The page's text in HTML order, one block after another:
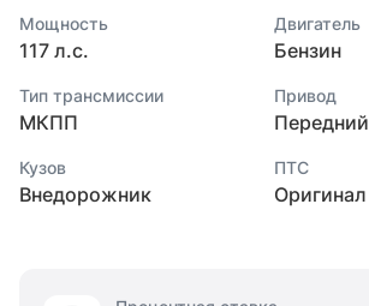
Мощность
117 л.с.
Двигатель
Бензин
Тип трансмиссии
МКПП
Привод
Передний
Кузов
Внедорожник
ПТС
Оригинал